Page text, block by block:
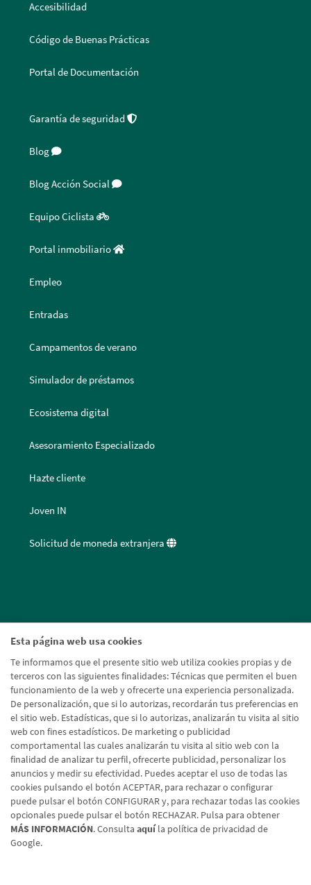
Esta página web usa cookies
Te informamos que el presente sitio web utiliza cookies propias y de
terceros con las siguientes finalidades: Técnicas que permiten el buen
funcionamiento de la web y ofrecerte una experiencia personalizada.
De personalización, que si lo autorizas, recordarán tus preferencias en
el sitio web. Estadísticas, que si lo autorizas, analizarán tu visita al sitio
web con fines estadísticos. De marketing o publicidad
comportamental las cuales analizarán tu visita al sitio web con la
finalidad de analizar tu perfil, ofrecerte publicidad, personalizar los
anuncios y medir su efectividad. Puedes aceptar el uso de todas las
cookies pulsando el botón ACEPTAR, para rechazar o configurar
puede pulsar el botón CONFIGURAR y, para rechazar todas las cookies
opcionales puede pulsar el botón RECHAZAR. Pulsa para obtener
MÁS INFORMACIÓN. Consulta aquíla política de privacidad de
Google.
Accesibilidad
Código de Buenas Prácticas
Portal de Documentación
Garantía de seguridad
Blog
Blog Acción Social
Equipo Ciclista
Portal inmobiliario
Empleo
Entradas
Campamentos de verano
Simulador de préstamos
Ecosistema digital
Asesoramiento Especializado
Hazte cliente
Joven IN
Solicitud de moneda extranjera
Aviso legal